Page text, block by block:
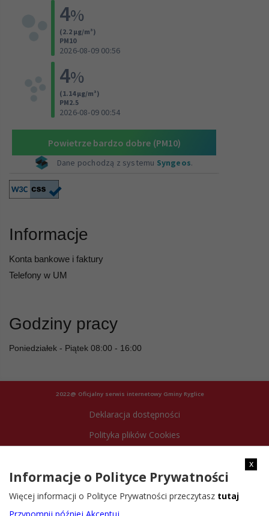
Informacje
Konta bankowe i faktury
Telefony w UM
Godziny pracy
Poniedziałek - Piątek 08:00 - 16:00
2022@ Oficjalny serwis internetowy Gminy Ryglice
Deklaracja dostępności
Polityka plików Cookies
x
Informacje o Polityce Prywatności
Więcej informacji o Polityce Prywatności przeczytasz tutaj